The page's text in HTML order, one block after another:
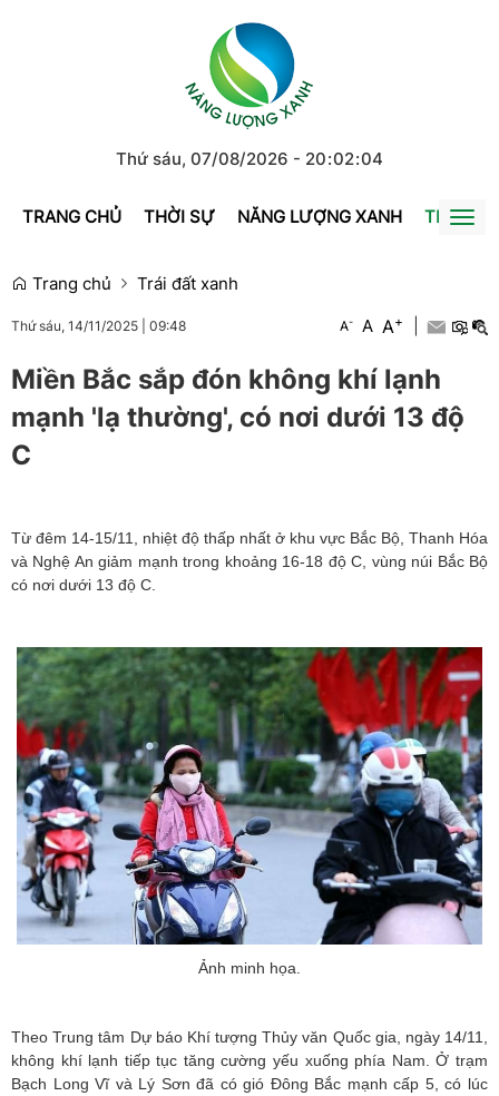
Thứ sáu, 07/08/2026 - 20:02:04
TRANG CHỦ THỜI SỰ NĂNG LƯỢNG XANH TRÁI
Trang chủ
Trái đất xanh
Thứ sáu, 14/11/2025 09:48 A- A A+
Miền Bắc sắp đón không khí lạnh
mạnh 'lạ thường', có nơi dưới 13 độ
C
Từ đêm 14-15/11, nhiệt độ thấp nhất ở khu vực Bắc Bộ, Thanh Hóa
và Nghệ An giảm mạnh trong khoảng 16-18 độ C, vùng núi Bắc Bộ
có nơi dưới 13 độ C.
Ảnh minh họa.
Theo Trung tâm Dự báo Khí tượng Thủy văn Quốc gia, ngày 14/11,
không khí lạnh tiếp tục tăng cường yếu xuống phía Nam. Ở trạm
Bạch Long Vĩ và Lý Sơn đã có gió Đông Bắc mạnh cấp 5, có lúc